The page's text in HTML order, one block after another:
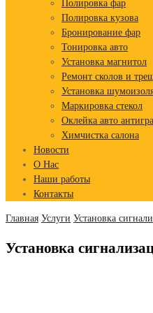
Полировка фар
Полировка кузова
Бронирование фар
Тонировка авто
Установка магнитол
Ремонт сколов и
Установка
Маркировка стекол
Оклейка авто
Химчистка салона
Новости
О Нас
Наши работы
Контакты
Главная Услуги Установка
Установка